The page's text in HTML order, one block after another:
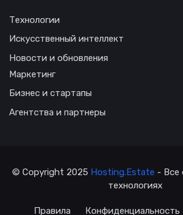
Технологии
Искусственный интеллект
Новости и обновления
Маркетинг
Бизнес и стартапы
Агентства и партнеры
© Copyright 2025 Hosting.Estate - Все
технологиях
Правила Конфиденциальность